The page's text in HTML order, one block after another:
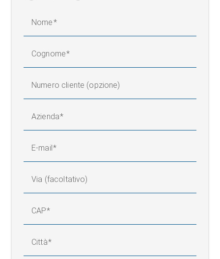
Nome
Cognome
Numero cliente (opzione)
Azienda
E-mail
Via (facoltativo)
CAP
Città